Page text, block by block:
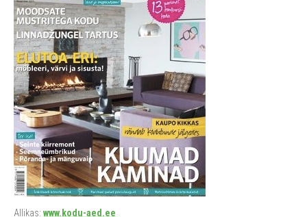
Allikas: www.kodu-aed.ee